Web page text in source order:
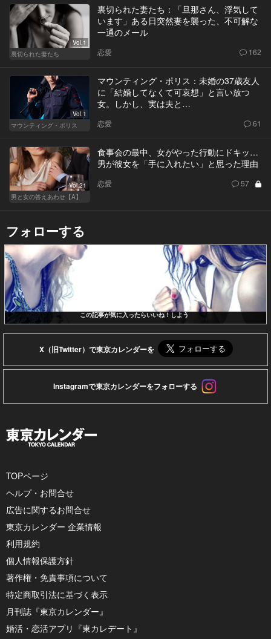
Vol.1
裏切られた妻たち
裏切られた妻たち：「旦那さん、浮気して
います」ある日突然妻を襲った、不可解な
一通のメール
恋愛 162
Vol.1
マウンティング・ポリス
マウンティング・ポリス：未婚の37歳友人
に「結婚してなくて可哀想」と言い放つ
女。しかし、実は夫と…
恋愛 61
Vol.21
男と女の答えあわせ【A】
食事会の最中、女がやった行動にドキッ…
男が彼女を「手に入れたい」と思った理由
恋愛 57
フォローする
この記事が気に入ったらいいね！しよう
X（旧Twitter）で東京カレンダーを
Instagramで東京カレンダーをフォローする
TOPページ
ヘルプ・お問合せ
広告に関するお問合せ
東京カレンダー 企業情報
利用規約
個人情報保護方針
著作権・免責事項について
特定商取引法に基づく表示
月刊誌『東京カレンダー』
婚活・恋活アプリ『東カレデート』